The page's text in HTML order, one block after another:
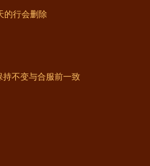
的行会删除
持不变与合服前一致